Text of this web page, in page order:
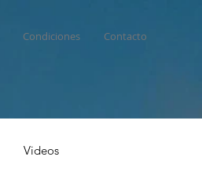
Condiciones Contacto
Videos